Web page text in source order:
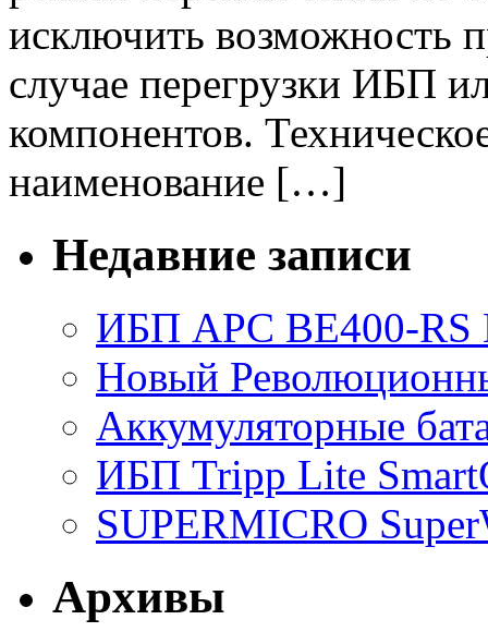
исключить возможность
случае перегрузки ИБП
компонентов.
наименование […]
Недавние записи
ИБП APC BE400-RS
Новый
Аккумуляторные
ИБП Tripp Lite
SUPERMICRO
Архивы